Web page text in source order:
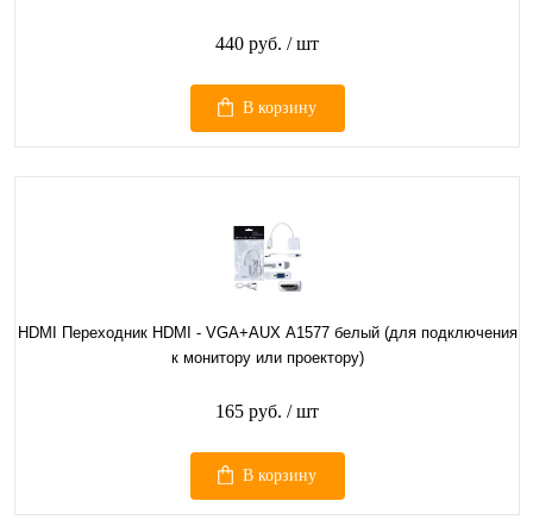
440 руб. / шт
В корзину
HDMI Переходник HDMI - VGA+AUX А1577 белый (для подключения
к монитору или проектору)
165 руб. / шт
В корзину